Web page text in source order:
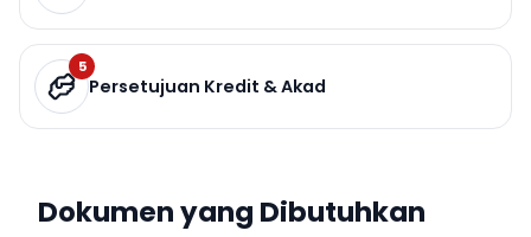
5
Persetujuan Kredit & Akad
Dokumen yang Dibutuhkan